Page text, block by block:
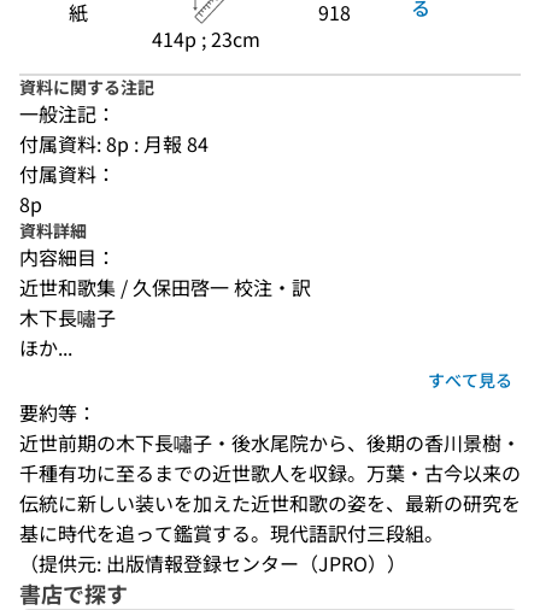
紙
414p ; 23cm
918
る
資料に関する注記
一般注記：
付属資料: 8p : 月報 84
付属資料：
8p
資料詳細
内容細目：
近世和歌集 / 久保田啓一 校注・訳
木下長嘯子
ほか...
すべて見る
要約等：
近世前期の木下長嘯子・後水尾院から、後期の香川景樹・
千種有功に至るまでの近世歌人を収録。万葉・古今以来の
伝統に新しい装いを加えた近世和歌の姿を、最新の研究を
基に時代を追って鑑賞する。現代語訳付三段組。
（提供元: 出版情報登録センター（JPRO））
書店で探す